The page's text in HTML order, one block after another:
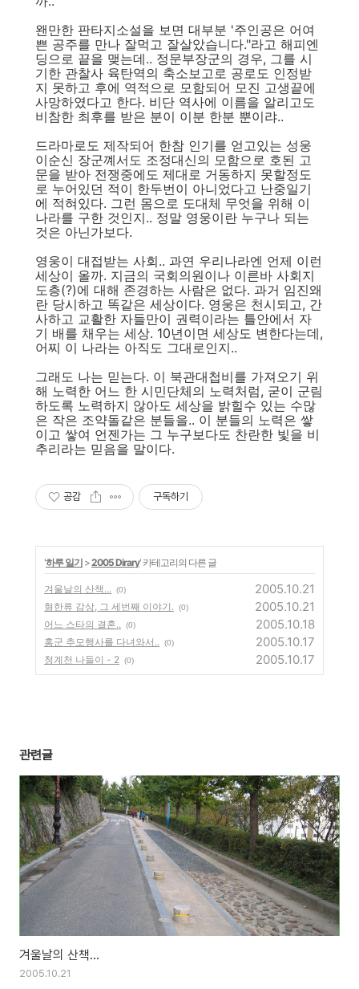
왠만한 판타지소설을 보면 대부분 '주인공은 어여
쁜 공주를 만나 잘먹고 잘살았습니다."라고 해피엔
딩으로 끝을 맺는데.. 정문부장군의 경우, 그를 시
기한 관찰사 육탄역의 축소보고로 공로도 인정받
지 못하고 후에 역적으로 모함되어 모진 고생끝에
사망하였다고 한다. 비단 역사에 이름을 알리고도
비참한 최후를 받은 분이 이분 한분 뿐이랴..
드라마로도 제작되어 한참 인기를 얻고있는 성웅
이순신 장군꼐서도 조정대신의 모함으로 호된 고
문을 받아 전쟁중에도 제대로 거동하지 못할정도
로 누어있던 적이 한두번이 아니었다고 난중일기
에 적혀있다. 그런 몸으로 도대체 무엇을 위해 이
나라를 구한 것인지.. 정말 영웅이란 누구나 되는
것은 아닌가보다.
영웅이 대접받는 사회.. 과연 우리나라엔 언제 이런
세상이 올까. 지금의 국회의원이나 이른바 사회지
도층(?)에 대해 존경하는 사람은 없다. 과거 임진왜
란 당시하고 똑같은 세상이다. 영웅은 천시되고, 간
사하고 교활한 자들만이 권력이라는 틀안에서 자
기 배를 채우는 세상. 10년이면 세상도 변한다는데,
어찌 이 나라는 아직도 그대로인지..
그래도 나는 믿는다. 이 북관대첩비를 가져오기 위
해 노력한 어느 한 시민단체의 노력처럼, 굳이 군림
하도록 노력하지 않아도 세상을 밝힐수 있는 수많
은 작은 조약돌같은 분들을.. 이 분들의 노력은 쌓
이고 쌓여 언젠가는 그 누구보다도 찬란한 빛을 비
추리라는 믿음을 말이다.
공감 구독하기
'하루 일기 >2005 Dirary' 카테고리의 다른 글
겨울날의 산책... (0) 2005.10.21
혐한류 감상, 그 세번째 이야기. (0) 2005.10.21
어느 스타의 결혼.. (0) 2005.10.18
홍군 추모행사를 다녀와서.. (0) 2005.10.17
청계천 나들이 - 2 (0) 2005.10.17
관련글
겨울날의 산책...
2005.10.21